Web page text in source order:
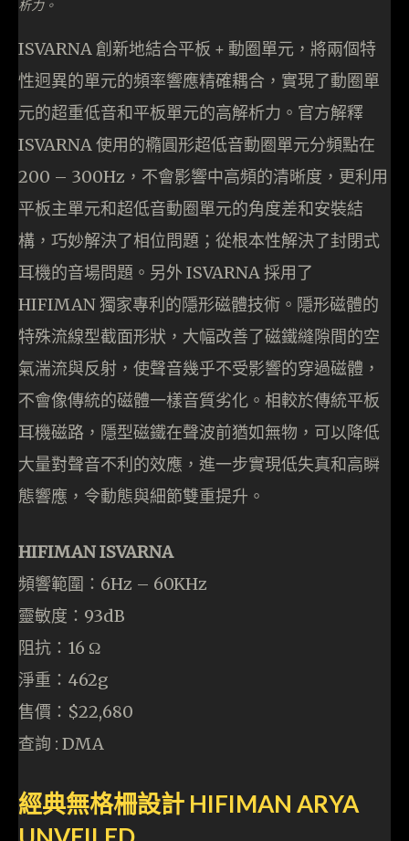
析力。
ISVARNA 創新地結合平板 + 動圈單元，將兩個特
性迥異的單元的頻率響應精確耦合，實現了動圈單
元的超重低音和平板單元的高解析力。官方解釋
ISVARNA 使用的橢圓形超低音動圈單元分頻點在
200 – 300Hz，不會影響中高頻的清晰度，更利用
平板主單元和超低音動圈單元的角度差和安裝結
構，巧妙解決了相位問題；從根本性解決了封閉式
耳機的音場問題。另外 ISVARNA 採用了
HIFIMAN 獨家專利的隱形磁體技術。隱形磁體的
特殊流線型截面形狀，大幅改善了磁鐵縫隙間的空
氣湍流與反射，使聲音幾乎不受影響的穿過磁體，
不會像傳統的磁體一樣音質劣化。相較於傳統平板
耳機磁路，隱型磁鐵在聲波前猶如無物，可以降低
大量對聲音不利的效應，進一步實現低失真和高瞬
態響應，令動態與細節雙重提升。
HIFIMAN ISVARNA
頻響範圍：6Hz – 60KHz
靈敏度：93dB
阻抗：16 Ω
淨重：462g
售價：$22,680
查詢 : DMA
經典無格柵設計 HIFIMAN ARYA